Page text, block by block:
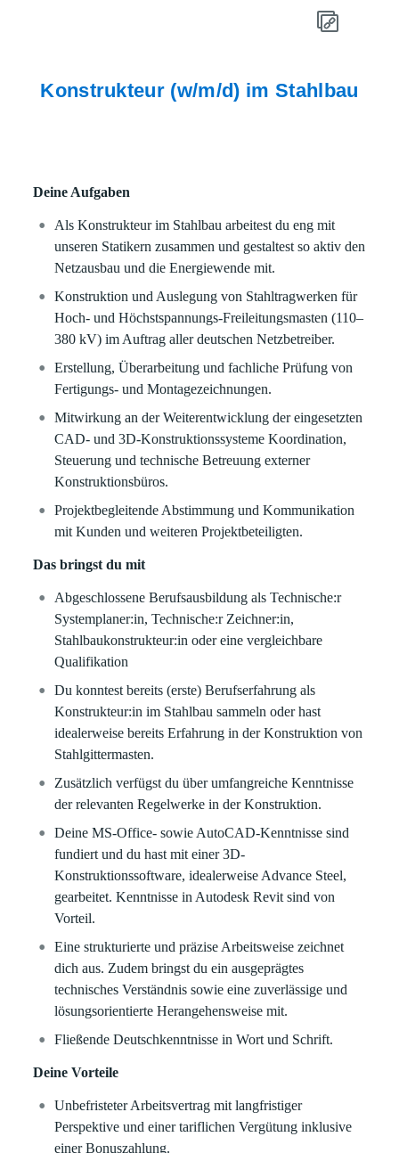
Konstrukteur (w/m/d) im Stahlbau
Deine Aufgaben
Als Konstrukteur im Stahlbau arbeitest du eng mit
unseren Statikern zusammen und gestaltest so aktiv den
Netzausbau und die Energiewende mit.
Konstruktion und Auslegung von Stahltragwerken für
Hoch- und Höchstspannungs-Freileitungsmasten (110–
380 kV) im Auftrag aller deutschen Netzbetreiber.
Erstellung, Überarbeitung und fachliche Prüfung von
Fertigungs- und Montagezeichnungen.
Mitwirkung an der Weiterentwicklung der eingesetzten
CAD- und 3D-Konstruktionssysteme Koordination,
Steuerung und technische Betreuung externer
Konstruktionsbüros.
Projektbegleitende Abstimmung und Kommunikation
mit Kunden und weiteren Projektbeteiligten.
Das bringst du mit
Abgeschlossene Berufsausbildung als Technische:r
Systemplaner:in, Technische:r Zeichner:in,
Stahlbaukonstrukteur:in oder eine vergleichbare
Qualifikation
Du konntest bereits (erste) Berufserfahrung als
Konstrukteur:in im Stahlbau sammeln oder hast
idealerweise bereits Erfahrung in der Konstruktion von
Stahlgittermasten.
Zusätzlich verfügst du über umfangreiche Kenntnisse
der relevanten Regelwerke in der Konstruktion.
Deine MS-Office- sowie AutoCAD-Kenntnisse sind
fundiert und du hast mit einer 3D-
Konstruktionssoftware, idealerweise Advance Steel,
gearbeitet. Kenntnisse in Autodesk Revit sind von
Vorteil.
Eine strukturierte und präzise Arbeitsweise zeichnet
dich aus. Zudem bringst du ein ausgeprägtes
technisches Verständnis sowie eine zuverlässige und
lösungsorientierte Herangehensweise mit.
Fließende Deutschkenntnisse in Wort und Schrift.
Deine Vorteile
Unbefristeter Arbeitsvertrag mit langfristiger
Perspektive und einer tariflichen Vergütung inklusive
einer Bonuszahlung.